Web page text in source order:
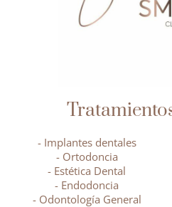
- Implantes dentales
- Ortodoncia
- Estética Dental
- Endodoncia
- Odontología General